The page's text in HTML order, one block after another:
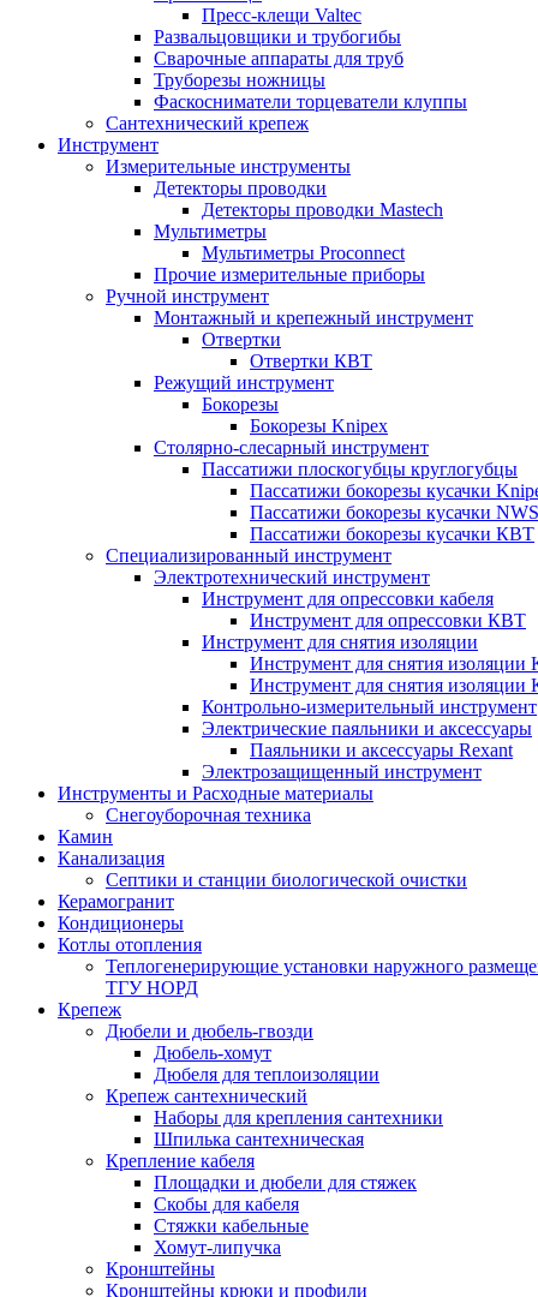
Пресс-клещи Valtec
Развальцовщики и трубогибы
Сварочные аппараты для труб
Труборезы ножницы
Фаскосниматели торцеватели клуппы
Сантехнический крепеж
Инструмент
Измерительные инструменты
Детекторы проводки
Детекторы проводки Mastech
Мультиметры
Мультиметры Proconnect
Прочие измерительные приборы
Ручной инструмент
Монтажный и крепежный инструмент
Отвертки
Отвертки КВТ
Режущий инструмент
Бокорезы
Бокорезы Knipex
Столярно-слесарный инструмент
Пассатижи плоскогубцы круглогубцы
Пассатижи бокорезы кусачки
Пассатижи бокорезы кусачки NWS
Пассатижи бокорезы кусачки КВТ
Специализированный инструмент
Электротехнический инструмент
Инструмент для опрессовки кабеля
Инструмент для опрессовки КВТ
Инструмент для снятия изоляции
Инструмент для снятия изоляции
Инструмент для снятия
Контрольно-измерительный инструмент
Электрические паяльники и аксессуары
Паяльники и аксессуары Rexant
Электрозащищенный инструмент
Инструменты и Расходные материалы
Снегоуборочная техника
Камин
Канализация
Септики и станции биологической очистки
Керамогранит
Кондиционеры
Котлы отопления
Теплогенерирующие установки наружного
ТГУ НОРД
Крепеж
Дюбели и дюбель-гвозди
Дюбель-хомут
Дюбеля для теплоизоляции
Крепеж сантехнический
Наборы для крепления сантехники
Шпилька сантехническая
Крепление кабеля
Площадки и дюбели для стяжек
Скобы для кабеля
Стяжки кабельные
Хомут-липучка
Кронштейны
Кронштейны крюки и профили